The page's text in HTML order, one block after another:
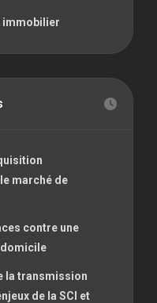
immobilier
marché de
contre une
domicile
la transmission
de la SCI et